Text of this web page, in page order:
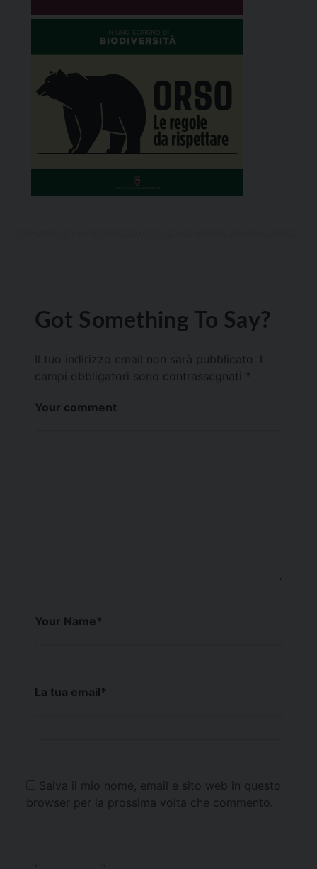
Got Something To Say?
Il tuo indirizzo email non sarà pubblicato.
campi obbligatori sono contrassegnati *
Your comment
Your Name*
La tua email*
Salva il mio nome, email e sito web in questo
browser per la prossima volta che commento.